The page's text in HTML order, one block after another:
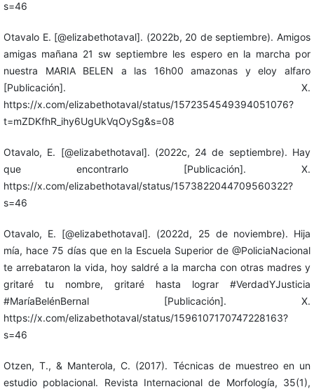
s=46
Otavalo E. [@elizabethotaval]. (2022b, 20 de septiembre). Amigos
amigas mañana 21 sw septiembre les espero en la marcha por
nuestra MARIA BELEN a las 16h00 amazonas y eloy alfaro
[Publicación]. X.
https://x.com/elizabethotaval/status/1572354549394051076?
t=mZDKfhR_ihy6UgUkVqOySg&s=08
Otavalo, E. [@elizabethotaval]. (2022c, 24 de septiembre). Hay
que encontrarlo [Publicación]. X.
https://x.com/elizabethotaval/status/1573822044709560322?
s=46
Otavalo, E. [@elizabethotaval]. (2022d, 25 de noviembre). Hija
mía, hace 75 días que en la Escuela Superior de @PoliciaNacional
te arrebataron la vida, hoy saldré a la marcha con otras madres y
gritaré tu nombre, gritaré hasta lograr #VerdadYJusticia
#MaríaBelénBernal [Publicación]. X.
https://x.com/elizabethotaval/status/1596107170747228163?
s=46
Otzen, T., & Manterola, C. (2017). Técnicas de muestreo en un
estudio poblacional. Revista Internacional de Morfología, 35(1),